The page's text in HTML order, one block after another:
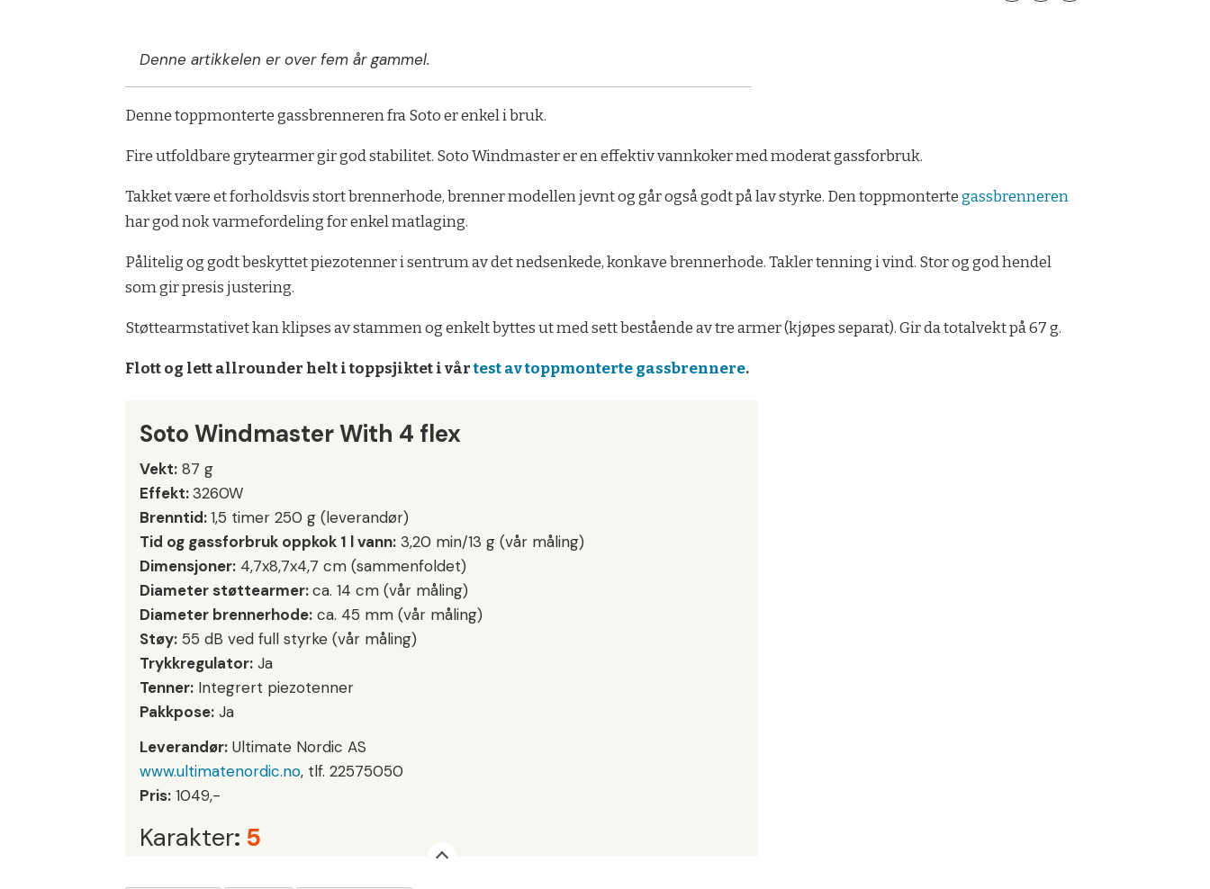
Denne artikkelen er over fem år gammel.
Denne toppmonterte gassbrenneren fra Soto er enkel i bruk.
Fire utfoldbare grytearmer gir god stabilitet. Soto Windmaster er en effektiv vannkoker med moderat gassforbruk.
Takket være et forholdsvis stort brennerhode, brenner modellen jevnt og går også godt på lav styrke. Den toppmontertegassbrenneren
har god nok varmefordeling for enkel matlaging.
Pålitelig og godt beskyttet piezotenner i sentrum av det nedsenkede, konkave brennerhode. Takler tenning i vind. Stor og god hendel
som gir presis justering.
Støttearmstativet kan klipses av stammen og enkelt byttes ut med sett bestående av tre armer (kjøpes separat). Gir da totalvekt på 67 g.
Flott og lett allrounder helt i toppsjiktet i vårtest av toppmonterte gassbrennere.
Soto Windmaster With 4 flex
Vekt: 87 g
Effekt:3260W
Brenntid:1,5 timer 250 g (leverandør)
Tid og gassforbruk oppkok 1 l vann: 3,20 min/13 g (vår måling)
Dimensjoner: 4,7x8,7x4,7 cm (sammenfoldet)
Diameter støttearmer:ca. 14 cm (vår måling)
Diameter brennerhode: ca. 45 mm (vår måling)
Støy: 55 dB ved full styrke (vår måling)
Trykkregulator: Ja
Tenner: Integrert piezotenner
Pakkpose: Ja
Leverandør: Ultimate Nordic AS
www.ultimatenordic.no, tlf. 22575050
Pris: 1049,-
Karakter: 5